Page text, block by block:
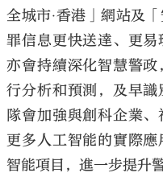
大
全城市‧香港」網站及
罪信息更快送達、更
亦會持續深化智慧警
行分析和預測，及早
隊會加強與創科企業
更多人工智能的實際
智能項目，進一步提升